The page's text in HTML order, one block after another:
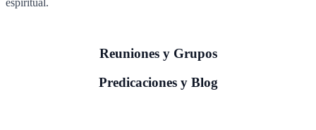
Reuniones y Grupos
Predicaciones y Blog